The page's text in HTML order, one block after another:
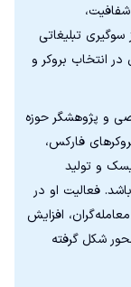
تبلیغاتی
انتخاب بروکر و
و پژوهشگر حوزه
فارکس،
و تولید
فعالیت او در
افزایش
شکل گرفته